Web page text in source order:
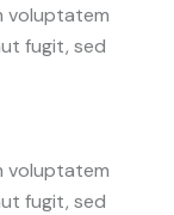
voluptatem
fugit, sed
voluptatem
fugit, sed